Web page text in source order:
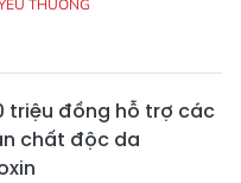
THƯƠNG
triệu đồng hỗ trợ các
chất độc da